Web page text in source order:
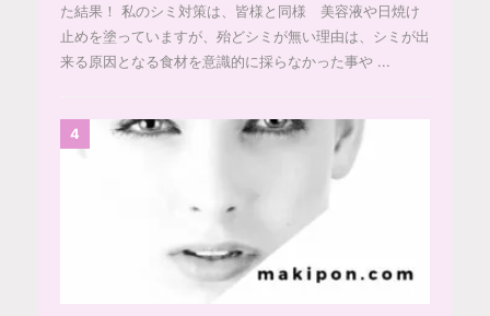
た結果！ 私のシミ対策は、皆様と同様 美容液や日焼け
止めを塗っていますが、殆どシミが無い理由は、シミが出
来る原因となる食材を意識的に採らなかった事や ...
4